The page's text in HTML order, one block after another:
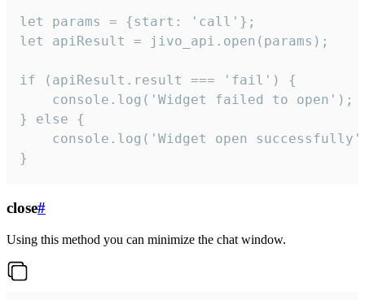
let params = {start: 'call'};
let apiResult = jivo_api.open(params);
if (apiResult.result === 'fail') {
    console.log('Widget failed to open');
} else {
console.log('Widget open
}
close#
Using this method you can minimize the chat window.